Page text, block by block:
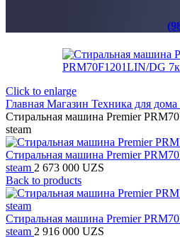
Click to enlarge
Главная Магазин Техника для дома
Стиральная машина Premier
steam
Стиральная машина Premier
steam 2 673 000 UZS
Back to products
Стиральная машина Premier
steam 2 916 000 UZS